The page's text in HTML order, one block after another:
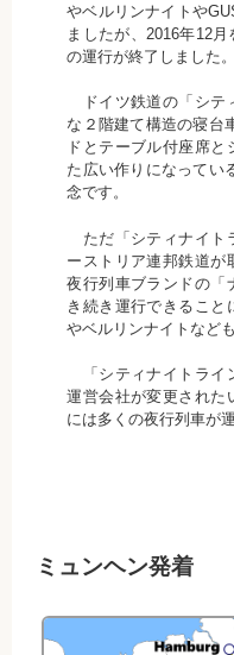
やベルリンナイトや
ましたが、2016年12
の運行が終了しました。
ドイツ鉄道の「シテ
な２階建て構造の寝台
ドとテーブル付座席
た広い作りになってい
念です。
ただ「シティナイト
ーストリア連邦鉄道が
夜行列車ブランドの「
き続き運行できること
やベルリンナイトなど
「シティナイトライ
運営会社が変更された
には多くの夜行列車が
ミュンヘン発着